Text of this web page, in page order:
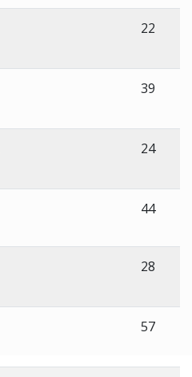
22
39
24
44
28
57